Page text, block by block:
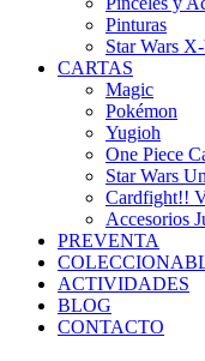
Pinturas
Star Wars
CARTAS
Magic
Pokémon
Yugioh
One Piece
Star Wars
Cardfight!!
Accesorios
PREVENTA
ACTIVIDADES
BLOG
CONTACTO